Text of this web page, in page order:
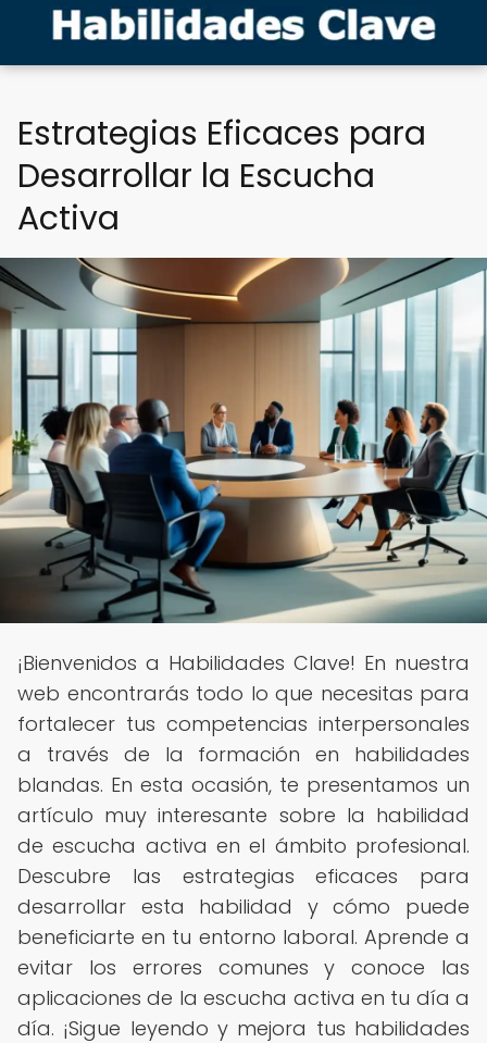
Estrategias Eficaces para
Desarrollar la Escucha
Activa
¡Bienvenidos a Habilidades Clave! En nuestra
web encontrarás todo lo que necesitas para
fortalecer tus competencias interpersonales
a través de la formación en habilidades
blandas. En esta ocasión, te presentamos un
artículo muy interesante sobre la habilidad
de escucha activa en el ámbito profesional.
Descubre las estrategias eficaces para
desarrollar esta habilidad y cómo puede
beneficiarte en tu entorno laboral. Aprende a
evitar los errores comunes y conoce las
aplicaciones de la escucha activa en tu día a
día. ¡Sigue leyendo y mejora tus habilidades